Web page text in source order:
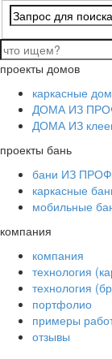
проекты домов
каркасные
ДОМА ИЗ
ДОМА ИЗ
проекты бань
бани ИЗ
каркасные
мобильные
компания
компания
технология
технология
портфолио
примеры
отзывы